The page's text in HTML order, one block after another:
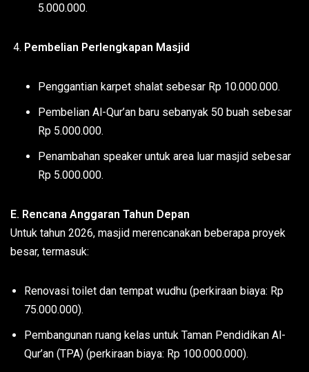
5.000.000.
Pembelian Perlengkapan Masjid
Penggantian karpet shalat sebesar Rp 10.000.000.
Pembelian Al-Qur’an baru sebanyak 50 buah sebesar
Rp 5.000.000.
Penambahan speaker untuk area luar masjid sebesar
Rp 5.000.000.
E. Rencana Anggaran Tahun Depan
Untuk tahun 2026, masjid merencanakan beberapa proyek
besar, termasuk:
Renovasi toilet dan tempat wudhu (perkiraan biaya: Rp
75.000.000).
Pembangunan ruang kelas untuk Taman Pendidikan Al-
Qur’an (TPA) (perkiraan biaya: Rp 100.000.000).